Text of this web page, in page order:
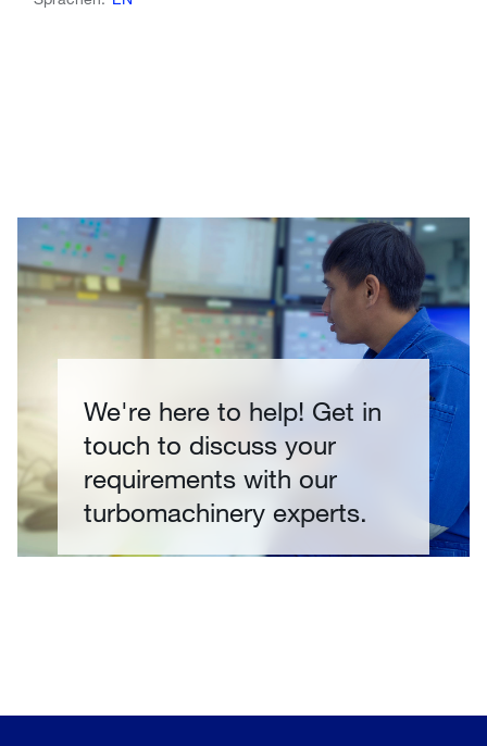
We're here to help! Get in
touch to discuss your
requirements with our
turbomachinery experts.